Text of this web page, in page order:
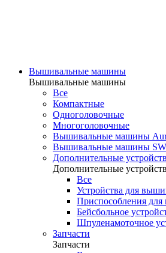
Вышивальные машины
Вышивальные машины
Все
Компактные
Одноголовочные
Многоголовочные
Вышивальные машины
Вышивальные машины
Дополнительные
Дополнительные
Все
Устройства для
Приспособления
Бейсбольное
Шпуленамоточное
Запчасти
Запчасти